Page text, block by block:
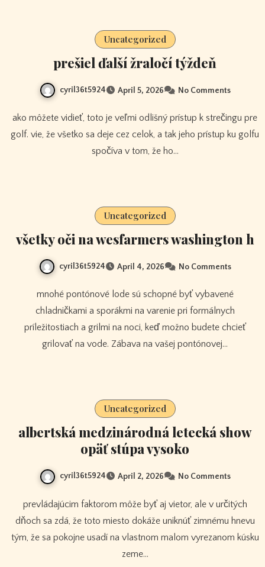
Uncategorized
prešiel ďalší žraločí týždeň
cyril36t5924 April 5, 2026 No Comments
ako môžete vidieť, toto je veľmi odlišný prístup k strečingu pre
golf. vie, že všetko sa deje cez celok, a tak jeho prístup ku golfu
spočíva v tom, že ho…
Uncategorized
všetky oči na wesfarmers washington h
cyril36t5924 April 4, 2026 No Comments
mnohé pontónové lode sú schopné byť vybavené
chladničkami a sporákmi na varenie pri formálnych
príležitostiach a grilmi na noci, keď možno budete chcieť
grilovať na vode. Zábava na vašej pontónovej…
Uncategorized
albertská medzinárodná letecká show
opäť stúpa vysoko
cyril36t5924 April 2, 2026 No Comments
prevládajúcim faktorom môže byť aj vietor, ale v určitých
dňoch sa zdá, že toto miesto dokáže uniknúť zimnému hnevu
tým, že sa pokojne usadí na vlastnom malom vyrezanom kúsku
zeme…